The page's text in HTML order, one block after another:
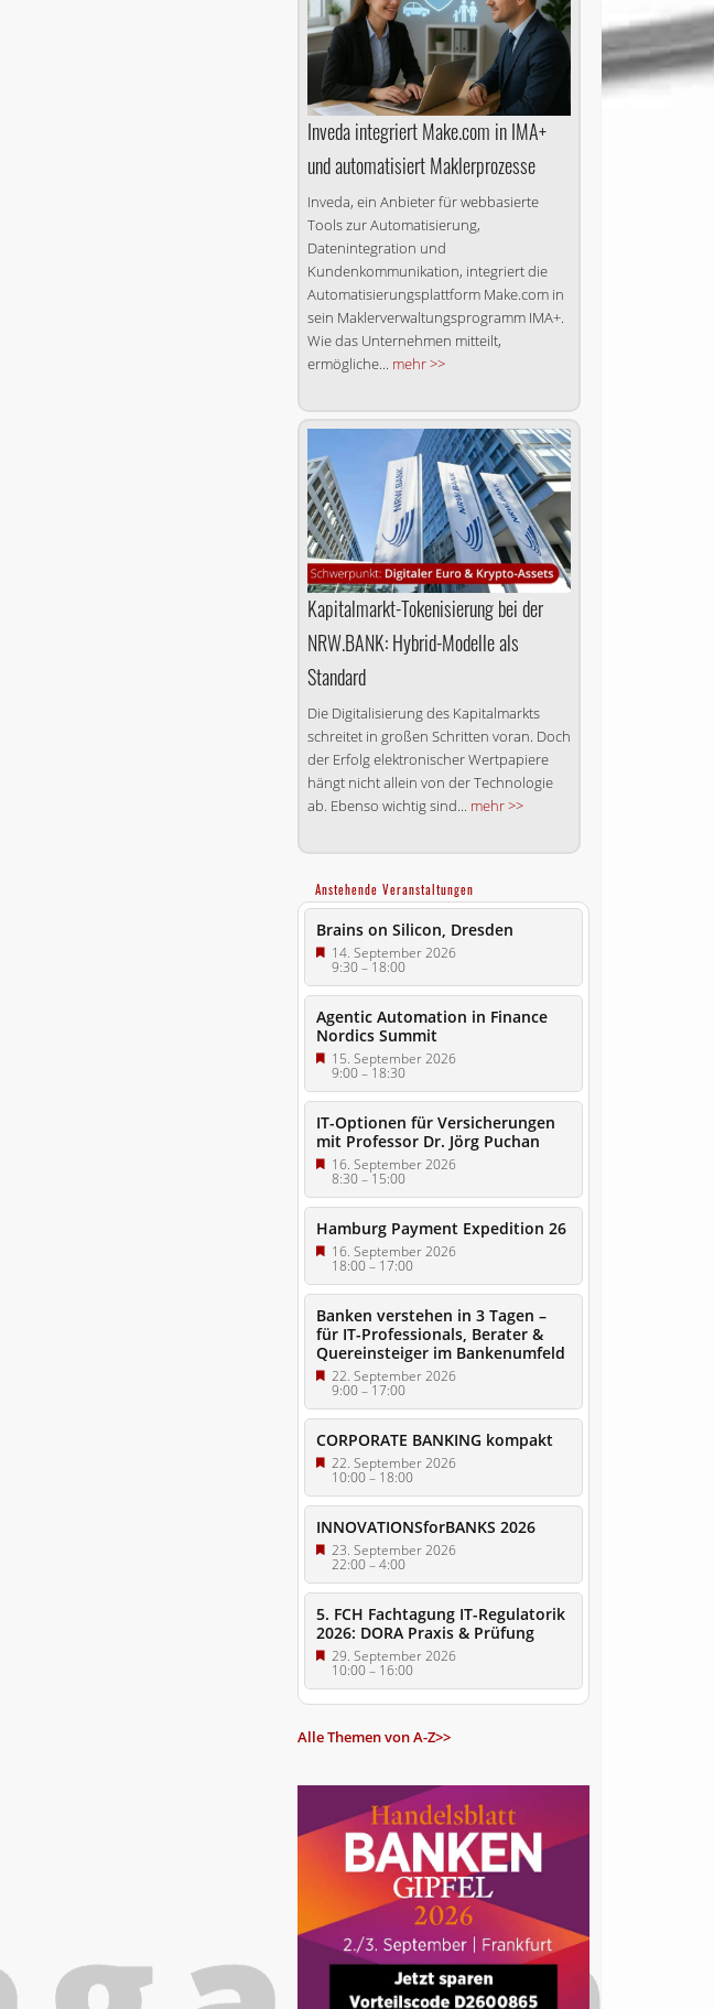
Inveda integriert Make.com in IMA+
und automatisiert Maklerprozesse
Inveda, ein Anbieter für webbasierte
Tools zur Automatisierung,
Datenintegration und
Kundenkommunikation, integriert die
Automatisierungsplattform Make.com in
sein Maklerverwaltungsprogramm IMA+.
Wie das Unternehmen mitteilt,
ermögliche... mehr >>
Kapitalmarkt-Tokenisierung bei der
NRW.BANK: Hybrid-Modelle als
Standard
Die Digitalisierung des Kapitalmarkts
schreitet in großen Schritten voran. Doch
der Erfolg elektronischer Wertpapiere
hängt nicht allein von der Technologie
ab. Ebenso wichtig sind... mehr >>
Anstehende Veranstaltungen
Brains on Silicon, Dresden
14. September 2026
9:30–18:00
Agentic Automation in Finance
Nordics Summit
15. September 2026
9:00–18:30
IT-Optionen für Versicherungen
mit Professor Dr. Jörg Puchan
16. September 2026
8:30–15:00
Hamburg Payment Expedition 26
16. September 2026
18:00– 17:00
Banken verstehen in 3 Tagen –
für IT-Professionals, Berater &
Quereinsteiger im Bankenumfeld
22. September 2026
9:00–17:00
CORPORATE BANKING kompakt
22. September 2026
10:00– 18:00
INNOVATIONSforBANKS 2026
23. September 2026
22:00–4:00
5. FCH Fachtagung IT-Regulatorik
2026: DORA Praxis & Prüfung
29. September 2026
10:00– 16:00
Alle Themen von A-Z>>